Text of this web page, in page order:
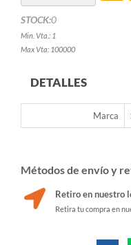
STOCK:0
Min. Vta.: 1
Max Vta: 100000
DETALLES
Marca
Métodos de envío y
Retiro en nuestro
Retira tu compra en